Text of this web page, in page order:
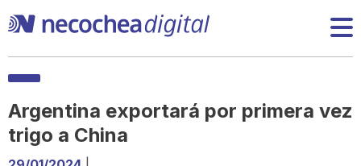
Argentina exportará por primera vez
trigo a China